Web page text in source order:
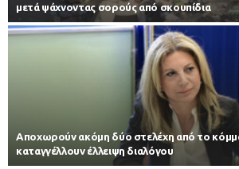
μετά ψάχνοντας σορούς από σκουπίδια
Αποχωρούν ακόμη δύο στελέχη από το
καταγγέλλουν έλλειψη διαλόγου